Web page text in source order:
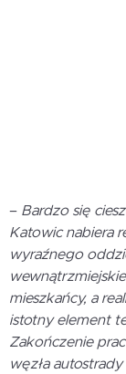
– Bardzo się
Katowic nabiera
wyraźnego
mieszkańcy, a
istotny element
Zakończenie
węzła